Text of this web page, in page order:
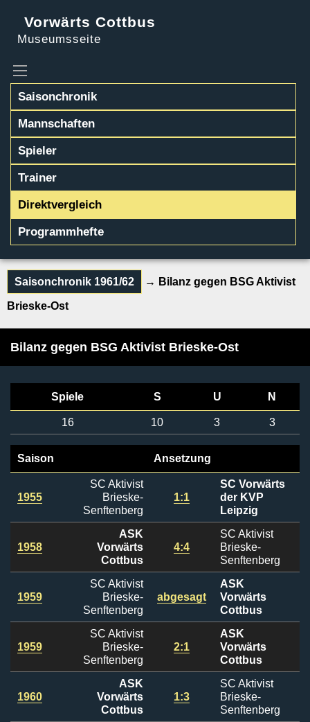
Vorwärts Cottbus
Museumsseite
Saisonchronik
Mannschaften
Spieler
Trainer
Direktvergleich
Programmhefte
Saisonchronik 1961/62 → Bilanz gegen BSG Aktivist
Brieske-Ost
Bilanz gegen BSG Aktivist Brieske-Ost
Spiele S U N
16 10 3 3
Saison Ansetzung
1955
SC Aktivist
Brieske-
Senftenberg
1:1
SC Vorwärts
der KVP
Leipzig
1958
ASK
Vorwärts
Cottbus
4:4
SC Aktivist
Brieske-
Senftenberg
1959
SC Aktivist
Brieske-
Senftenberg
abgesagt
ASK
Vorwärts
Cottbus
1959
SC Aktivist
Brieske-
Senftenberg
2:1
ASK
Vorwärts
Cottbus
1960
ASK
Vorwärts
Cottbus
1:3
SC Aktivist
Brieske-
Senftenberg